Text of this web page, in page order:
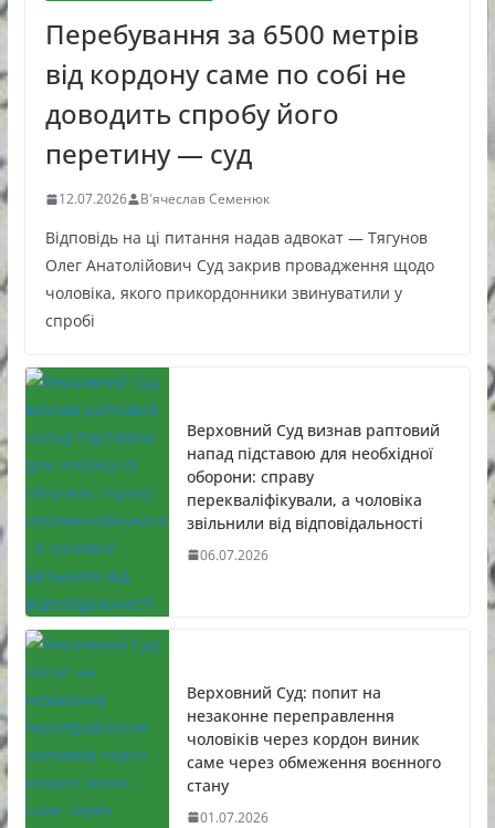
Перебування за 6500 метрів
від кордону саме по собі не
доводить спробу його
перетину — суд
12.07.2026 В'ячеслав Семенюк
Відповідь на ці питання надав адвокат — Тягунов
Олег Анатолійович Суд закрив провадження щодо
чоловіка, якого прикордонники звинуватили у
спробі
Верховний Суд визнав раптовий
напад підставою для необхідної
оборони: справу
перекваліфікували, а чоловіка
звільнили від відповідальності
06.07.2026
Верховний Суд: попит на
незаконне переправлення
чоловіків через кордон виник
саме через обмеження воєнного
стану
01.07.2026